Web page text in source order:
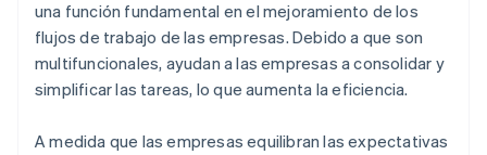
una función fundamental en el mejoramiento de los
flujos de trabajo de las empresas. Debido a que son
multifuncionales, ayudan a las empresas a consolidar y
simplificar las tareas, lo que aumenta la eficiencia.
A medida que las empresas equilibran las expectativas